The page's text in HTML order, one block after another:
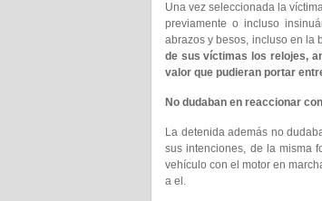
Una vez seleccionada la
previamente o incluso
abrazos y besos, incluso en la
de sus víctimas los relojes,
valor que pudieran portar
No dudaban en reaccionar
La detenida además no
sus intenciones, de la misma
vehículo con el motor en
a el.